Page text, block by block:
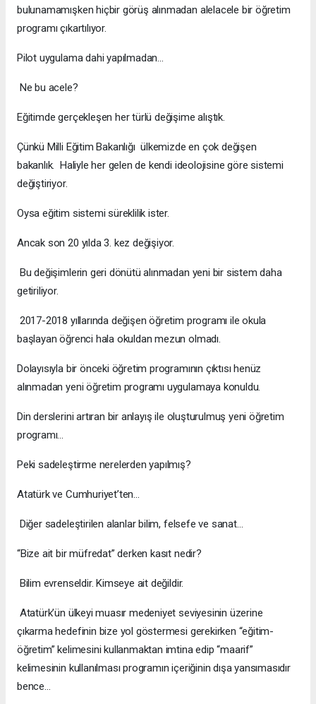
bulunamamışken hiçbir görüş alınmadan alelacele bir öğretim
programı çıkartılıyor.
Pilot uygulama dahi yapılmadan…
Ne bu acele?
Eğitimde gerçekleşen her türlü değişime alıştık.
Çünkü Milli Eğitim Bakanlığı ülkemizde en çok değişen
bakanlık. Haliyle her gelen de kendi ideolojisine göre sistemi
değiştiriyor.
Oysa eğitim sistemi süreklilik ister.
Ancak son 20 yılda 3. kez değişiyor.
Bu değişimlerin geri dönütü alınmadan yeni bir sistem daha
getiriliyor.
2017-2018 yıllarında değişen öğretim programı ile okula
başlayan öğrenci hala okuldan mezun olmadı.
Dolayısıyla bir önceki öğretim programının çıktısı henüz
alınmadan yeni öğretim programı uygulamaya konuldu.
Din derslerini artıran bir anlayış ile oluşturulmuş yeni öğretim
programı…
Peki sadeleştirme nerelerden yapılmış?
Atatürk ve Cumhuriyet’ten...
Diğer sadeleştirilen alanlar bilim, felsefe ve sanat…
“Bize ait bir müfredat” derken kasıt nedir?
Bilim evrenseldir. Kimseye ait değildir.
Atatürk’ün ülkeyi muasır medeniyet seviyesinin üzerine
çıkarma hedefinin bize yol göstermesi gerekirken “eğitim-
öğretim” kelimesini kullanmaktan imtina edip “maarif”
kelimesinin kullanılması programın içeriğinin dışa yansımasıdır
bence…